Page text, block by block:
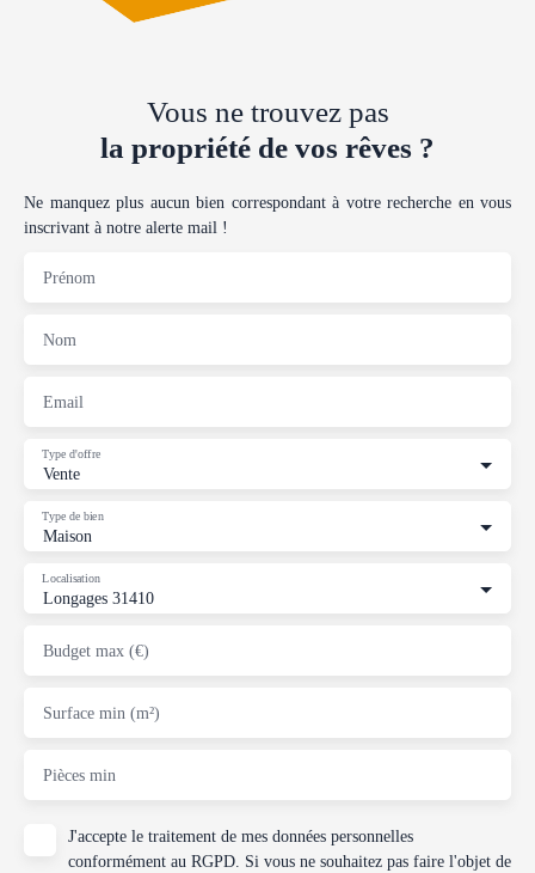
Vous ne trouvez pas
la propriété de vos rêves ?
Ne manquez plus aucun bien correspondant à votre recherche en vous
inscrivant à notre alerte mail !
Prénom
Nom
Email
Vente
Type d'offre
Maison
Type de bien
Longages 31410
Localisation
Budget max (€)
Surface min (m²)
Pièces min
J'accepte le traitement de mes données personnelles
conformément au RGPD. Si vous ne souhaitez pas faire l'objet de